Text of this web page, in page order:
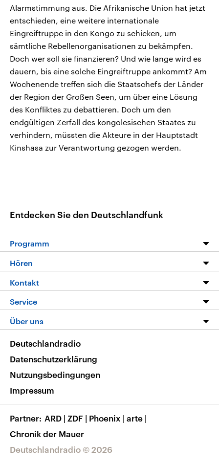
Alarmstimmung aus. Die Afrikanische Union hat jetzt
entschieden, eine weitere internationale
Eingreiftruppe in den Kongo zu schicken, um
sämtliche Rebellenorganisationen zu bekämpfen.
Doch wer soll sie finanzieren? Und wie lange wird es
dauern, bis eine solche Eingreiftruppe ankommt? Am
Wochenende treffen sich die Staatschefs der Länder
der Region der Großen Seen, um über eine Lösung
des Konfliktes zu debattieren. Doch um den
endgültigen Zerfall des kongolesischen Staates zu
verhindern, müssten die Akteure in der Hauptstadt
Kinshasa zur Verantwortung gezogen werden.
Entdecken Sie den Deutschlandfunk
Programm
Die Nachrichten
Nachrichtenleicht
Neue Beiträge auf dlf.de
Hören
Livestream
Podcasts
Deutschlandfunk App
Nachrichten App
Frequenzen
Kontakt
Hörerservice
Service
FAQ
Veranstaltungen
Musikliste
RSS
Über uns
Barrierefreiheit
Deutschlandradio © 2026
Deutschlandradio
Datenschutzerklärung
Nutzungsbedingungen
Impressum
Partner ARD | ZDF | Phoenix | arte |
Chronik der Mauer